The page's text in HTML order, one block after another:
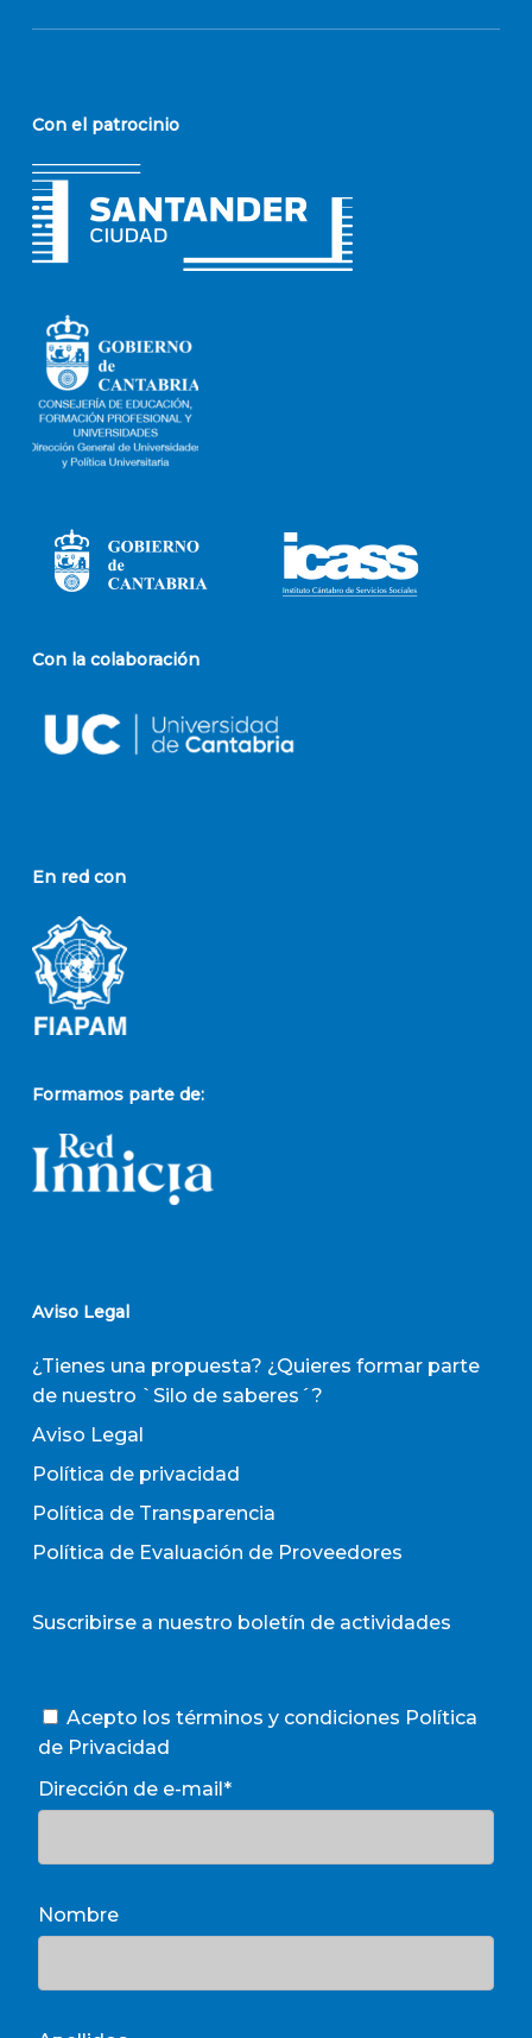
Con el patrocinio
Con la colaboración
En red con
Formamos parte de:
Aviso Legal
¿Tienes una propuesta? ¿Quieres formar parte
de nuestro `Silo de saberes´?
Aviso Legal
Política de privacidad
Política de Transparencia
Política de Evaluación de Proveedores
Suscribirse a nuestro boletín de actividades
Acepto los términos y condiciones Política
de Privacidad
Dirección de e-mail*
Nombre